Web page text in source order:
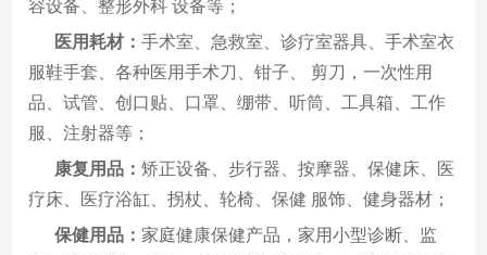
容设备、整形外科 设备等；
医用耗材：手术室、急救室、诊疗室器具、手术室衣
服鞋手套、各种医用手术刀、钳子、 剪刀，一次性用
品、试管、创口贴、口罩、绷带、听筒、工具箱、工作
服、注射器等；
康复用品：矫正设备、步行器、按摩器、保健床、医
疗床、医疗浴缸、拐杖、轮椅、保健 服饰、健身器材；
保健用品： 家庭健康保健产品，家用小型诊断、监